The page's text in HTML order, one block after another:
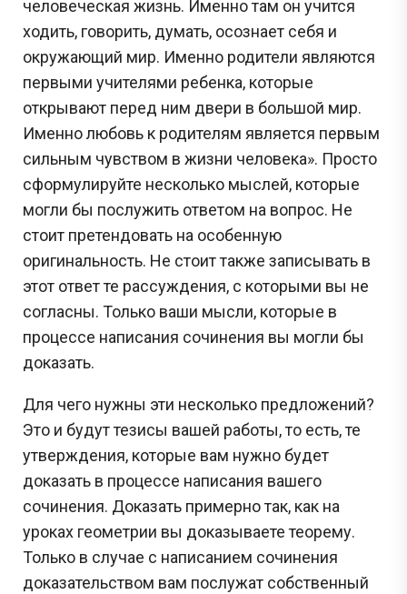
человеческая жизнь. Именно там он учится
ходить, говорить, думать, осознает себя и
окружающий мир. Именно родители являются
первыми учителями ребенка, которые
открывают перед ним двери в большой мир.
Именно любовь к родителям является первым
сильным чувством в жизни человека». Просто
сформулируйте несколько мыслей, которые
могли бы послужить ответом на вопрос. Не
стоит претендовать на особенную
оригинальность. Не стоит также записывать в
этот ответ те рассуждения, с которыми вы не
согласны. Только ваши мысли, которые в
процессе написания сочинения вы могли бы
доказать.
Для чего нужны эти несколько предложений?
Это и будут тезисы вашей работы, то есть, те
утверждения, которые вам нужно будет
доказать в процессе написания вашего
сочинения. Доказать примерно так, как на
уроках геометрии вы доказываете теорему.
Только в случае с написанием сочинения
доказательством вам послужат собственный